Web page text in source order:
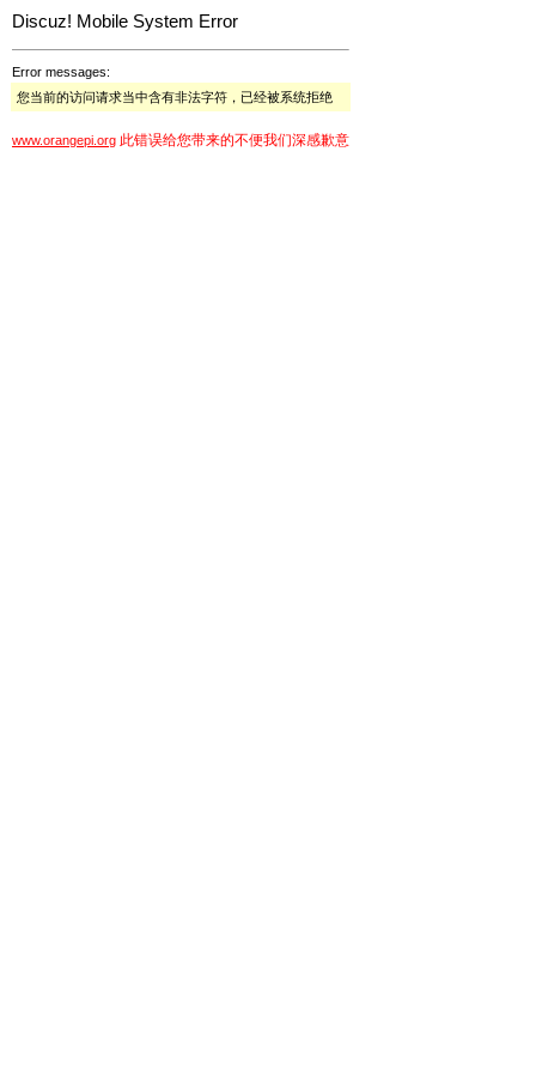
Discuz! Mobile System Error
Error messages:
您当前的访问请求当中含有非法字符，已经被系统拒绝
www.orangepi.org 此错误给您带来的不便我们深感歉意